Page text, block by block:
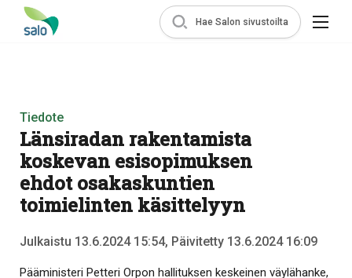
Hae Salon sivustoilta
Tiedote
Länsiradan rakentamista
koskevan esisopimuksen
ehdot osakaskuntien
toimielinten käsittelyyn
Julkaistu 13.6.2024 15:54, Päivitetty 13.6.2024 16:09
Pääministeri Petteri Orpon hallituksen keskeinen väylähanke,